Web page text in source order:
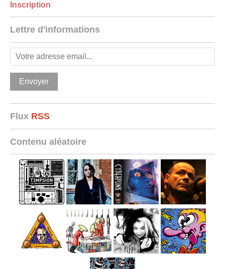
Inscription
Lettre d'informations
Flux RSS
Contenu aléatoire